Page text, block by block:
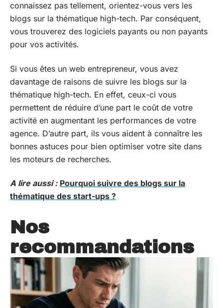
connaissez pas tellement, orientez-vous vers les
blogs sur la thématique high-tech. Par conséquent,
vous trouverez des logiciels payants ou non payants
pour vos activités.
Si vous êtes un web entrepreneur, vous avez
davantage de raisons de suivre les blogs sur la
thématique high-tech. En effet, ceux-ci vous
permettent de réduire d’une part le coût de votre
activité en augmentant les performances de votre
agence. D’autre part, ils vous aident à connaître les
bonnes astuces pour bien optimiser votre site dans
les moteurs de recherches.
A lire aussi : Pourquoi suivre des blogs sur la
thématique des start-ups ?
Nos
recommandations